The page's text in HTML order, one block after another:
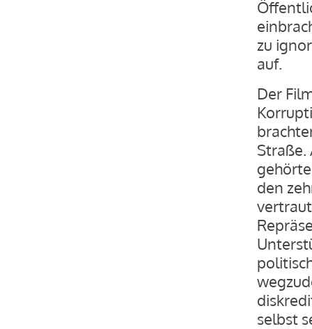
zu
auf.
Der
Straße.
den
selbst